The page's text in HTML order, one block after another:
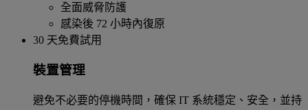
全面威脅防護
感染後 72 小時內復原
30 天免費試用
裝置管理
避免不必要的停機時間，確保 IT 系統穩定、安全，並持